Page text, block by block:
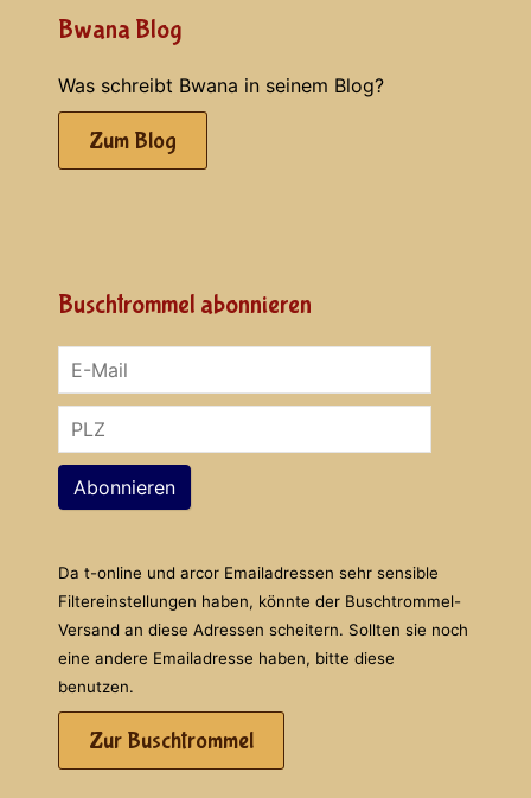
Bwana Blog
Was schreibt Bwana in seinem Blog?
Zum Blog
Buschtrommel abonnieren
Abonnieren
Da t-online und arcor Emailadressen sehr sensible
Filtereinstellungen haben, könnte der Buschtrommel-
Versand an diese Adressen scheitern. Sollten sie noch
eine andere Emailadresse haben, bitte diese
benutzen.
Zur Buschtrommel